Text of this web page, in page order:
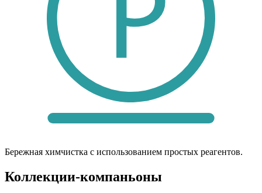
Бережная химчистка с использованием простых реагентов.
Коллекции-компаньоны